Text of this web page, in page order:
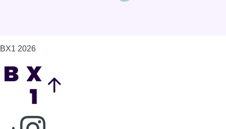
BX1 2026
Consulter page Instagram